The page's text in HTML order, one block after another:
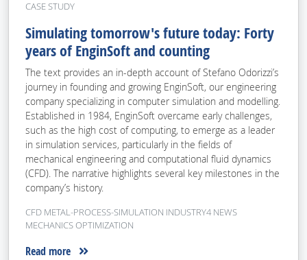
CASE STUDY
Simulating tomorrow's future today: Forty
years of EnginSoft and counting
The text provides an in-depth account of Stefano Odorizzi’s
journey in founding and growing EnginSoft, our engineering
company specializing in computer simulation and modelling.
Established in 1984, EnginSoft overcame early challenges,
such as the high cost of computing, to emerge as a leader
in simulation services, particularly in the fields of
mechanical engineering and computational fluid dynamics
(CFD). The narrative highlights several key milestones in the
company’s history.
CFD METAL-PROCESS-SIMULATION INDUSTRY4 NEWS
MECHANICS OPTIMIZATION
Read more